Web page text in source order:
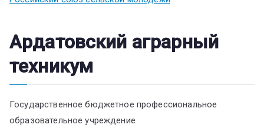
Ардатовский аграрный
техникум
Государственное бюджетное профессиональное
образовательное учреждение